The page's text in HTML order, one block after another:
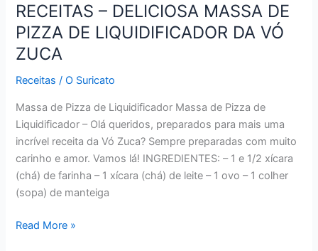
RECEITAS – DELICIOSA MASSA DE
PIZZA DE LIQUIDIFICADOR DA VÓ
ZUCA
Receitas /O Suricato
Massa de Pizza de Liquidificador Massa de Pizza de
Liquidificador – Olá queridos, preparados para mais uma
incrível receita da Vó Zuca? Sempre preparadas com muito
carinho e amor. Vamos lá! INGREDIENTES: – 1 e 1/2 xícara
(chá) de farinha – 1 xícara (chá) de leite – 1 ovo – 1 colher
(sopa) de manteiga
RECEITAS
Read More »